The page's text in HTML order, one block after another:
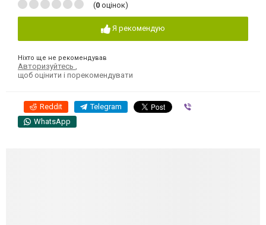
(0 оцінок)
Я рекомендую
Ніхто ще не рекомендував
Авторизуйтесь
щоб оцінити і порекомендувати
Reddit Telegram
WhatsApp